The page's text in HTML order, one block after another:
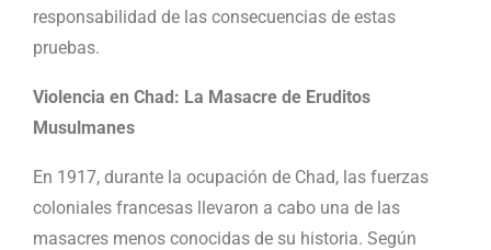
responsabilidad de las consecuencias de estas
pruebas.
Violencia en Chad: La Masacre de Eruditos
Musulmanes
En 1917, durante la ocupación de Chad, las fuerzas
coloniales francesas llevaron a cabo una de las
masacres menos conocidas de su historia. Según